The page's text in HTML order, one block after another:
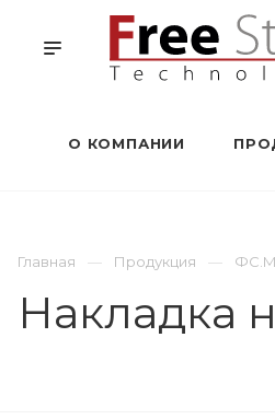
О КОМПАНИИ
Главная Продукция
Накладка